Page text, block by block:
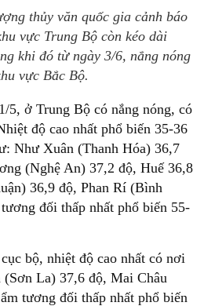
thủy văn quốc gia cảnh báo
vực Trung Bộ còn kéo dài
khi đó từ ngày 3/6, nắng nóng
vực Bắc Bộ.
5, ở Trung Bộ có nắng nóng, có
độ cao nhất phổ biến 35-36
Như Xuân (Thanh Hóa) 36,7
(Nghệ An) 37,2 độ, Huế 36,8
36,9 độ, Phan Rí (Bình
đối thấp nhất phổ biến 55-
bộ, nhiệt độ cao nhất có nơi
(Sơn La) 37,6 độ, Mai Châu
tương đối thấp nhất phổ biến